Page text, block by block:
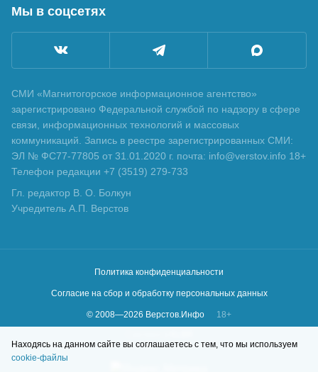
Мы в соцсетях
СМИ «Магнитогорское информационное агентство»
зарегистрировано Федеральной службой по надзору в сфере
связи, информационных технологий и массовых
коммуникаций. Запись в реестре зарегистрированных СМИ:
ЭЛ № ФС77-77805 от 31.01.2020 г. почта: info@verstov.info 18+
Телефон редакции +7 (3519) 279-733
Гл. редактор В. О. Болкун
Учредитель А.П. Верстов
Политика конфиденциальности
Согласие на сбор и обработку персональных данных
© 2008—2026 Верстов.Инфо
18+
Находясь на данном сайте вы соглашаетесь с тем, что мы используем
cookie-файлы